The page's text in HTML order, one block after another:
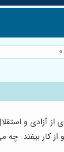
»
از آزادی و
کار بیفتد. چه